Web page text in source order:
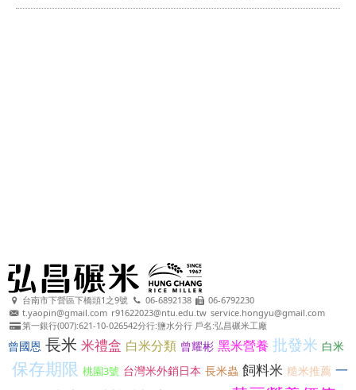
台南市下營區下橋頭1之9號 06-6892138
06-6792230
t.yaopin@gmail.com r91622023@ntu.edu.tw service.hongyu@gmail.com
第一銀行(007):621-10-026542分行:鹽水分行 戶名:弘昌碾米工廠
曾國恩 長米 米禮盒 白米分類 曾耀彬 黑米營養 批發米 白米
保存期限 桃園3號 台灣米外銷日本 長米蟲 飼料米 糙米推薦 一